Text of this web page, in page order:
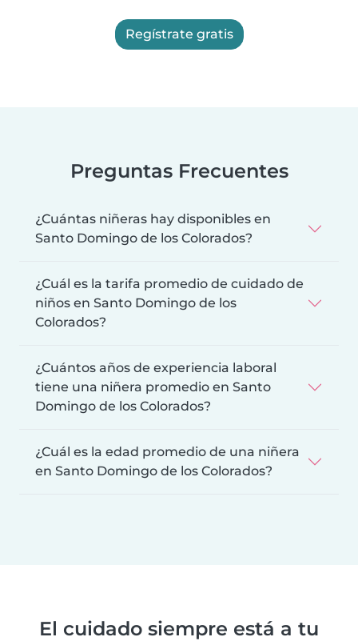
Regístrate gratis
Preguntas Frecuentes
¿Cuántas niñeras hay disponibles en
Santo Domingo de los Colorados?
¿Cuál es la tarifa promedio de cuidado de
niños en Santo Domingo de los
Colorados?
¿Cuántos años de experiencia laboral
tiene una niñera promedio en Santo
Domingo de los Colorados?
¿Cuál es la edad promedio de una niñera
en Santo Domingo de los Colorados?
El cuidado siempre está a tu